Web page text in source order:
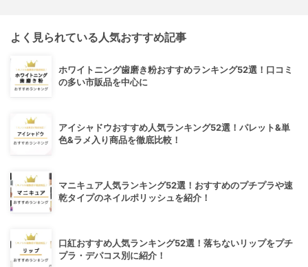
よく見られている人気おすすめ記事
ホワイトニング歯磨き粉おすすめランキング52選！口コミ
の多い市販品を中心に
アイシャドウおすすめ人気ランキング52選！パレット&単
色&ラメ入り商品を徹底比較！
マニキュア人気ランキング52選！おすすめのプチプラや速
乾タイプのネイルポリッシュを紹介！
口紅おすすめ人気ランキング52選！落ちないリップをプチ
プラ・デパコス別に紹介！